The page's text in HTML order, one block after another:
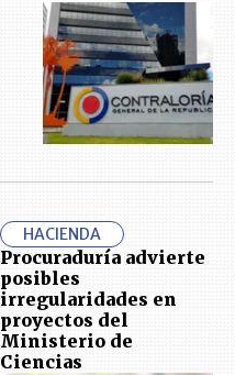
HACIENDA
Procuraduría advierte
posibles
irregularidades en
proyectos del
Ministerio de
Ciencias